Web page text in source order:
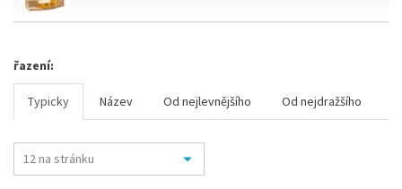
řazení:
Typicky Název Od nejlevnějšího Od nejdražšího